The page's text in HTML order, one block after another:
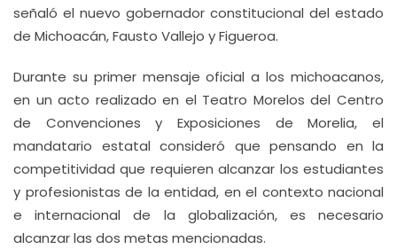
señaló el nuevo gobernador constitucional del estado
de Michoacán, Fausto Vallejo y Figueroa.
Durante su primer mensaje oficial a los michoacanos,
en un acto realizado en el Teatro Morelos del Centro
de Convenciones y Exposiciones de Morelia, el
mandatario estatal consideró que pensando en la
competitividad que requieren alcanzar los estudiantes
y profesionistas de la entidad, en el contexto nacional
e internacional de la globalización, es necesario
alcanzar las dos metas mencionadas.